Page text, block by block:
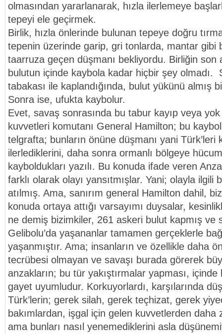
olmasından yararlanarak, hızla ilerlemeye
tepeyi ele geçirmek.
Birlik, hızla önlerinde bulunan tepeye doğru
tepenin üzerinde garip, gri tonlarda, mantar gibi
taarruza geçen düşmanı bekliyordu. Birliğin son
bulutun içinde kaybola kadar hiçbir şey olmadı.
tabakası ile kaplandığında, bulut yükünü almış
Sonra ise, ufukta kaybolur.
Evet, savaş sonrasında bu tabur kayıp veya yok
kuvvetleri komutanı General Hamilton; bu
telgrafta; bunların önüne düşmanı yani Türk’leri
ilerlediklerini, daha sonra ormanlı bölgeye
kayboldukları yazılı. Bu konuda ifade veren
farklı olarak olayı yansıtmışlar. Yani; olayla ilgili
atılmış. Ama, sanırım general Hamilton dahil,
konuda ortaya attığı varsayımı duysalar,
ne demiş bizimkiler, 261 askeri bulut kapmış ve
Gelibolu’da yaşananlar tamamen gerçeklerle
yaşanmıştır. Ama; insanların ve özellikle daha
tecrübesi olmayan ve savaşı burada görerek
anzakların; bu tür yakıştırmalar yapması,
gayet uyumludur. Korkuyorlardı, karşılarında
Türk’lerin; gerek silah, gerek teçhizat, gerek
bakımlardan, işgal için gelen kuvvetlerden daha
ama bunları nasıl yenemediklerini asla